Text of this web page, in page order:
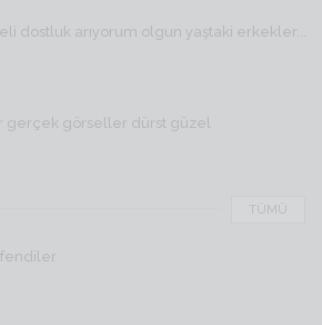
dostluk arıyorum olgun yaştaki erkekler...
gerçek görseller dürst güzel
TÜMÜ